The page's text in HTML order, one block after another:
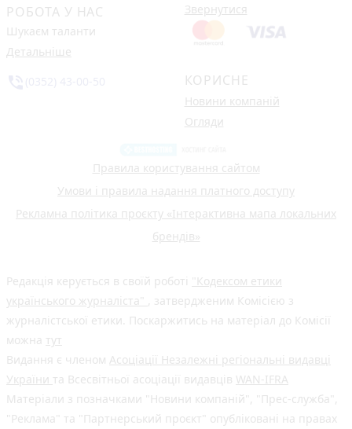
РОБОТА У НАС
Шукаєм таланти
Детальніше
Звернутися
КОРИСНЕ
Новини компаній
Огляди
Правила користування сайтом
Умови і правила надання платного доступу
Рекламна політика проєкту «Інтерактивна мапа локальних
брендів»
Редакція керується в своїй роботі "Кодексом етики
українського журналіста"
, затвердженим Комісією з
журналістської етики. Поскаржитись на матеріал до Комісії
можна тут
Видання є членом Асоціації Незалежні регіональні видавці
України та Всесвітньої асоціації видавців WAN-IFRA
Матеріали з позначками "Новини компаній", "Прес-служба",
"Реклама" та "Партнерський проєкт" опубліковані на правах